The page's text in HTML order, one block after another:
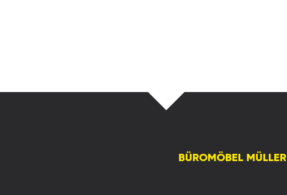
BÜROMÖBEL MÜLLER